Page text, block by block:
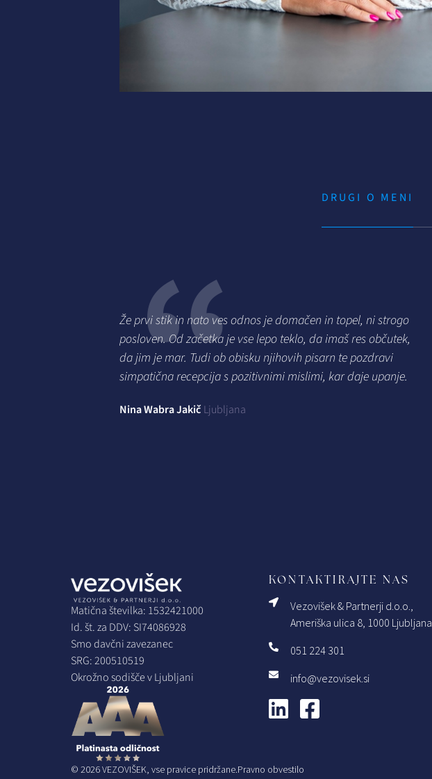
DRUGI O MENI
Že prvi stik in nato ves odnos je domačen in topel, ni strogo
posloven. Od začetka je vse lepo teklo, da imaš res občutek,
da jim je mar. Tudi ob obisku njihovih pisarn te pozdravi
simpatična recepcija s pozitivnimi mislimi, kar daje upanje.
Nina Wabra Jakič Ljubljana
Matična številka: 1532421000
Id. št. za DDV: SI74086928
Smo davčni zavezanec
SRG: 200510519
Okrožno sodišče v Ljubljani
KONTAKTIRAJTE NAS
Vezovišek & Partnerji d.o.o.,
Ameriška ulica 8, 1000 Ljubljana
051 224 301
info@vezovisek.si
© 2026 VEZOVIŠEK, vse pravice pridržane.Pravno obvestilo